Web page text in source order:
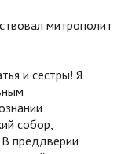
митрополит
и сестры! Я
собор,
преддверии